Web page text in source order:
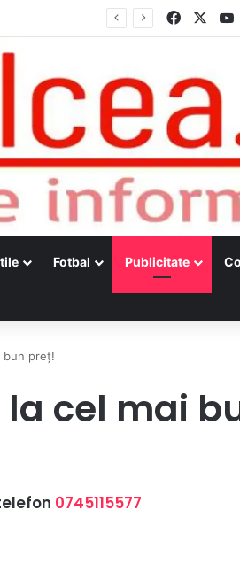
Țestos Facebook
Fotbal Publicitate
bun preț!
cel mai
0745115577